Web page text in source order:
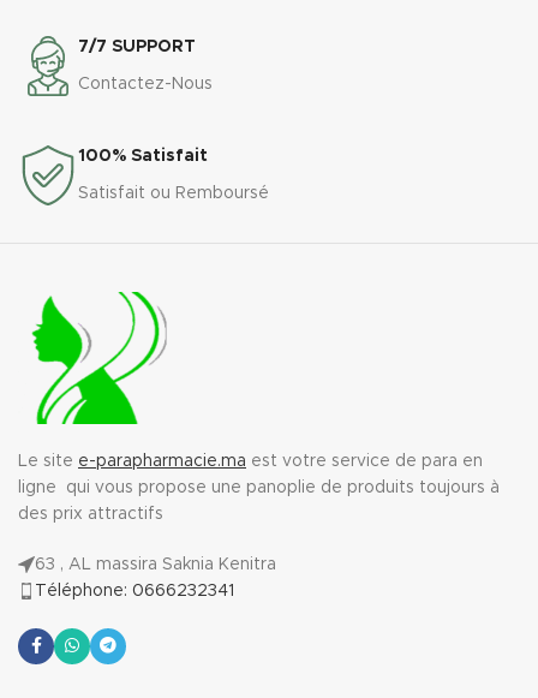
7/7 SUPPORT
Contactez-Nous
100% Satisfait
Satisfait ou Remboursé
Le site e-parapharmacie.ma est votre service de para en
ligne qui vous propose une panoplie de produits toujours à
des prix attractifs
63 , AL massira Saknia Kenitra
Téléphone: 0666232341